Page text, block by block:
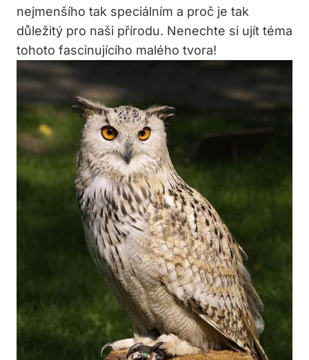
nejmenšího tak speciálním a proč je tak
důležitý pro naši přírodu. Nenechte si ujít téma
tohoto fascinujícího malého tvora!